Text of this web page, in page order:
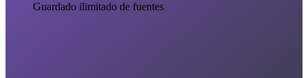
Guardado ilimitado de fuentes